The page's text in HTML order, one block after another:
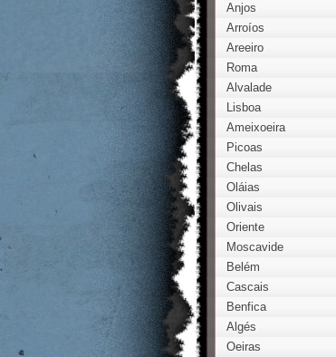
Anjos
Arroíos
Areeiro
Roma
Alvalade
Lisboa
Ameixoeira
Picoas
Chelas
Oláias
Olivais
Oriente
Moscavide
Belém
Cascais
Benfica
Algés
Oeiras